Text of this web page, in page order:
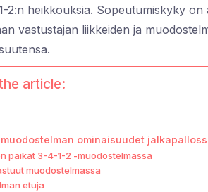
2:n heikkouksia. Sopeutumiskyky on
vastustajan liikkeiden ja
article:
ominaisuudet
paikat 3-4-1-2 -muodostelmassa
muodostelmassa
etuja